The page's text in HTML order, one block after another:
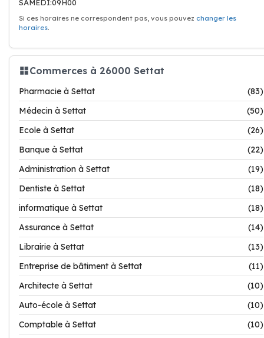
SAMEDI:09H00
Si ces horaires ne correspondent pas, vous pouvez changer les
horaires.
Commerces à 26000 Settat
Pharmacie à Settat
(83)
Médecin à Settat
(50)
Ecole à Settat
(26)
Banque à Settat
(22)
Administration à Settat
(19)
Dentiste à Settat
(18)
informatique à Settat
(18)
Assurance à Settat
(14)
Librairie à Settat
(13)
Entreprise de bâtiment à Settat
(11)
Architecte à Settat
(10)
Auto-école à Settat
(10)
Comptable à Settat
(10)